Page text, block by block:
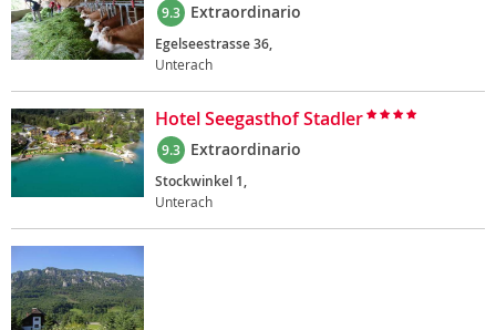
9.3 Extraordinario
Egelseestrasse 36,
Unterach
Hotel Seegasthof Stadler
9.3 Extraordinario
Stockwinkel 1,
Unterach